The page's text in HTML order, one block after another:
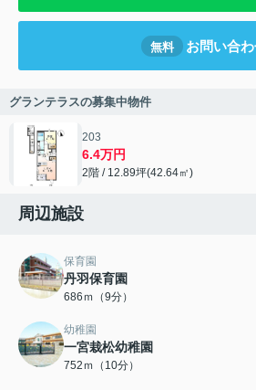
無料 お問い合
グランテラスの募集中物件
203
6.4万円
2階 / 12.89坪(42.64㎡)
周辺施設
保育園
丹羽保育園
686ｍ（9分）
幼稚園
一宮栽松幼稚園
752ｍ（10分）